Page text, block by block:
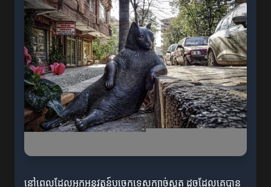
នៅពេលដែលអ្នកអនុវត្តន៍បច្ចេកទេសក្បាច់ស្លុត ដូចដែលគេបាន